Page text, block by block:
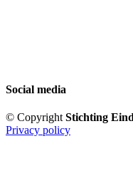
Social media
© CopyrightStichting
Privacy policy